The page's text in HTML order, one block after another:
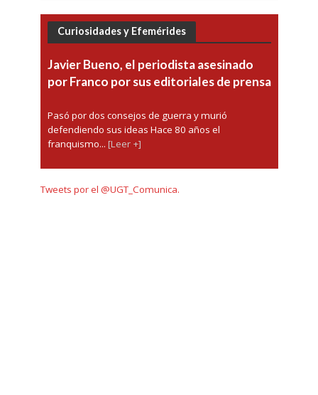
Curiosidades y Efemérides
Javier Bueno, el periodista asesinado
por Franco por sus editoriales de prensa
Pasó por dos consejos de guerra y murió
defendiendo sus ideas Hace 80 años el
franquismo... [Leer +]
Tweets por el @UGT_Comunica.